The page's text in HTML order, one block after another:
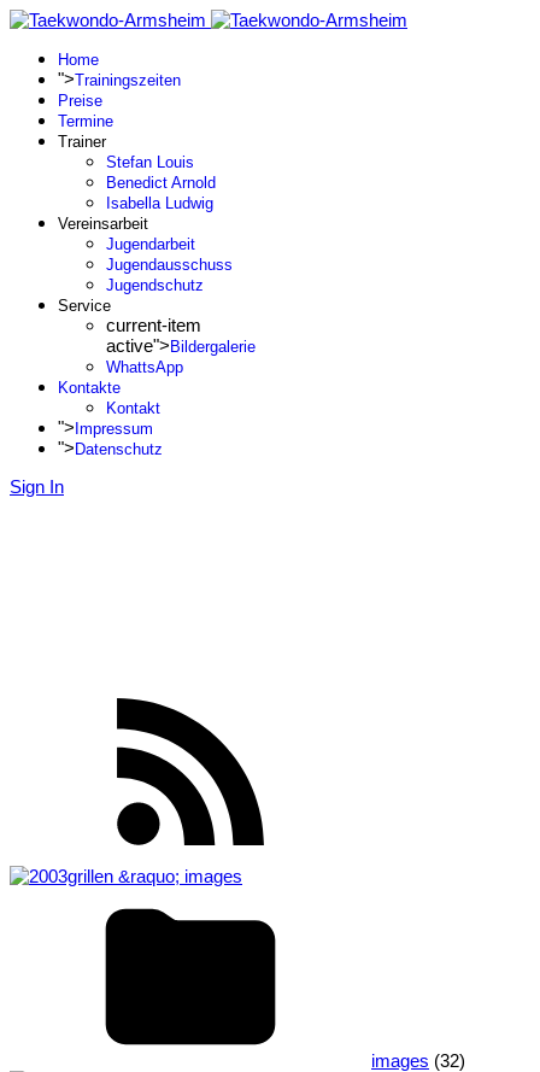
Home
">Trainingszeiten
Preise
Termine
Trainer
Stefan Louis
Benedict Arnold
Isabella Ludwig
Vereinsarbeit
Jugendarbeit
Jugendausschuss
Jugendschutz
Service
current-item
active"> Bildergalerie
WhattsApp
Kontakte
Kontakt
"> Impressum
"> Datenschutz
Sign In
images (32)